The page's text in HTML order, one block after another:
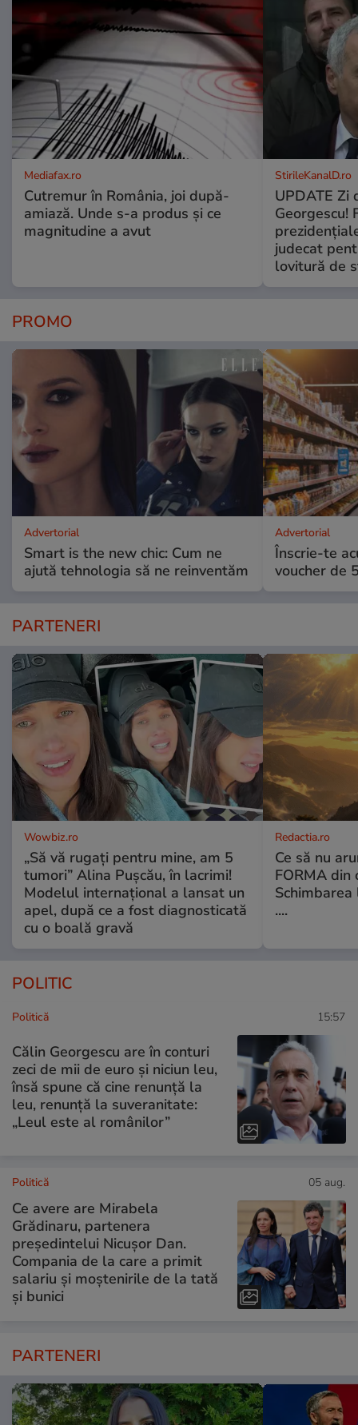
Mediafax.ro
Cutremur în România, joi după-
amiază. Unde s-a produs și ce
magnitudine a avut
StirileKanalD.ro
UPDATE Zi
Georgescu!
judecat
lovitură de
PROMO
Advertorial
Smart is the new chic: Cum ne
ajută tehnologia să ne reinventăm
Advertorial
Înscrie-te
voucher de
PARTENERI
Wowbiz.ro
„Să vă rugați pentru mine, am 5
tumori” Alina Pușcău, în lacrimi!
Modelul internațional a lansat un
apel, după ce a fost diagnosticată
cu o boală gravă
Redactia.ro
Ce să nu
FORMA din
Schimbarea
....
POLITIC
Politică 15:57
Călin Georgescu are în conturi
zeci de mii de euro și niciun leu,
însă spune că cine renunță la
leu, renunță la suveranitate:
„Leul este al românilor”
Politică 05 aug.
Ce avere are Mirabela
Grădinaru, partenera
președintelui Nicușor Dan.
Compania de la care a primit
salariu și moștenirile de la tată
și bunici
PARTENERI